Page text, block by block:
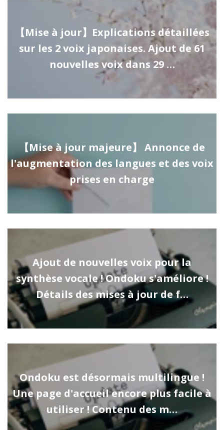
【Mise à jour】Explications détaillées
sur les 2 voix japonaises. Ajout de 61
nouvelles voix dans 29 …
【Mise à jour majeure】 Annonce de
l'augmentation des langues et des voix
prises en charge
Ajout de nouvelles voix pour la
synthèse vocale ! Ondoku s'améliore !
Détails des mises à jour de f…
Ondoku est désormais multilingue !
Une page d'accueil encore plus facile à
utiliser ! Contenu des m…